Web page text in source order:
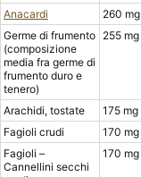
Anacardi 260 mg
Germe di frumento
(composizione
media fra germe di
frumento duro e
tenero)
255 mg
Arachidi, tostate 175 mg
Fagioli crudi
170 mg
Fagioli –
Cannellini secchi
170 mg